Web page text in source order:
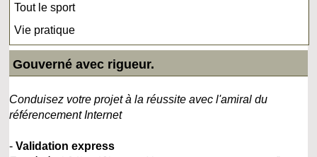
Tout le sport
Vie pratique
Gouverné avec rigueur.
Conduisez votre projet à la réussite avec l'amiral du
référencement Internet
-Validation express